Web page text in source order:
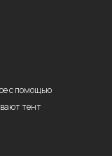
с помощью
тент